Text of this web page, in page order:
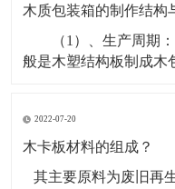
设备的底座组织，看底
木质包装箱的制作结构
（1）、生产周期：
般是木塑结构板制成木
变，用原木制箱10人完
只需3人即可完成，节
2022-07-20
木卡板材料的组成？
其主要原料为废旧再